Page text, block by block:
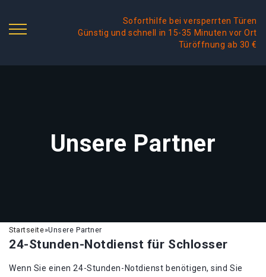
Soforthilfe bei versperrten Türen
Günstig und schnell in 15-35 Minuten vor Ort
Türöffnung ab 30 €
Unsere Partner
Startseite»Unsere Partner
24-Stunden-Notdienst für Schlosser
Wenn Sie einen 24-Stunden-Notdienst benötigen, sind Sie